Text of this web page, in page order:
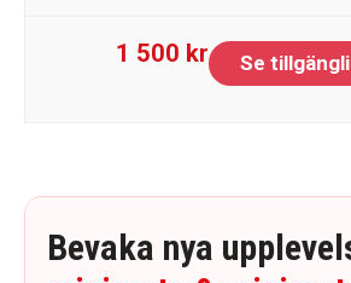
1 500 kr Se
Bevaka nya